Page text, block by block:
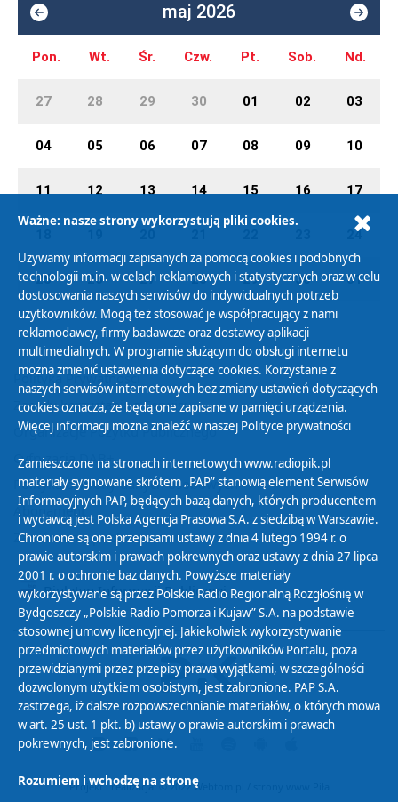
maj 2026
Pon. Wt. Śr. Czw. Pt. Sob. Nd.
27 28 29 30 01 02 03
04 05 06 07 08 09 10
11 12 13 14 15 16 17
24
25 26 27 28 29 30 31
Polityka Prywatności
Zasady korzystania z Serwisu
Organizacje Pożytku Publicznego
Cyfryzacja DAB+
Polityka ochrony danych osobowych
Abonament
Zamówienia publiczne
Biuletyn Informacji Publicznej
Projekt i realizacja: © 2022Webtom.pl
Ważne: nasze strony wykorzystują pliki cookies.
Używamy informacji zapisanych za pomocą cookies i podobnych
technologii m.in. w celach reklamowych i statystycznych oraz w celu
dostosowania naszych serwisów do indywidualnych potrzeb
użytkowników. Mogą też stosować je współpracujący z nami
reklamodawcy, firmy badawcze oraz dostawcy aplikacji
multimedialnych. W programie służącym do obsługi internetu
można zmienić ustawienia dotyczące cookies. Korzystanie z
naszych serwisów internetowych bez zmiany ustawień dotyczących
cookies oznacza, że będą one zapisane w pamięci urządzenia.
Więcej informacji można znaleźć w naszej Polityce prywatności
Zamieszczone na stronach internetowych www.radiopik.pl
materiały sygnowane skrótem „PAP” stanowią element Serwisów
Informacyjnych PAP, będących bazą danych, których producentem
i wydawcą jest Polska Agencja Prasowa S.A. z siedzibą w Warszawie.
Chronione są one przepisami ustawy z dnia 4 lutego 1994 r. o
prawie autorskim i prawach pokrewnych oraz ustawy z dnia 27 lipca
2001 r. o ochronie baz danych. Powyższe materiały
wykorzystywane są przez Polskie Radio Regionalną Rozgłośnię w
Bydgoszczy „Polskie Radio Pomorza i Kujaw” S.A. na podstawie
stosownej umowy licencyjnej. Jakiekolwiek wykorzystywanie
przedmiotowych materiałów przez użytkowników Portalu, poza
przewidzianymi przez przepisy prawa wyjątkami, w szczególności
dozwolonym użytkiem osobistym, jest zabronione. PAP S.A.
zastrzega, iż dalsze rozpowszechnianie materiałów, o których mowa
w art. 25 ust. 1 pkt. b) ustawy o prawie autorskim i prawach
pokrewnych, jest zabronione.
Rozumiem i wchodzę na stronę